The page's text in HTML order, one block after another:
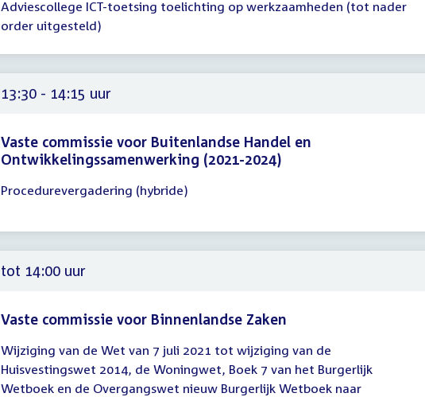
vergadering
13:00
-
14:00
uur
Adviescollege ICT-toetsing toelichting op werkzaamheden (tot nader
order uitgesteld)
13:30 - 14:15 uur
Vaste commissie voor Buitenlandse Handel en
Ontwikkelingssamenwerking (2021-2024)
vergadering
-
14:15
uur
Procedurevergadering (hybride)
tot 14:00 uur
Vaste commissie voor Binnenlandse Zaken
vergadering
tot
Wijziging van de Wet van 7 juli 2021 tot wijziging van de
Huisvestingswet 2014, de Woningwet, Boek 7 van het Burgerlijk
Wetboek en de Overgangswet nieuw Burgerlijk Wetboek naar